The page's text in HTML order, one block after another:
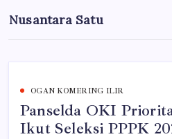
to
content
Nusantara Satu
Berita
Nusantara
OGAN KOMERING ILIR
Panselda OKI
Ikut Seleksi PPPK